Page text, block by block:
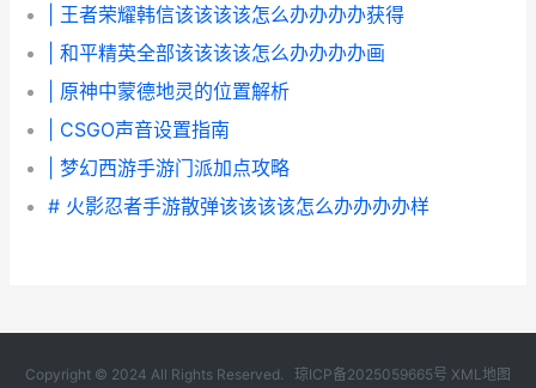
| 王者荣耀韩信该该该该怎么办办办办获得
| 和平精英全部该该该该怎么办办办办画
| 原神中蒙德地灵的位置解析
| CSGO声音设置指南
| 梦幻西游手游门派加点攻略
# 火影忍者手游散弹该该该该怎么办办办办样
Copyright © 2024 All Rights Reserved. 琼ICP备2025059665号 XML地图